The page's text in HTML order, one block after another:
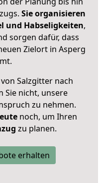
Sie organisieren
und Habseligkeiten,
sorgen dafür, dass
Zielort in Asperg
Salzgitter nach
Sie nicht, unsere
zu nehmen.
noch, um Ihren
zu planen.
erhalten